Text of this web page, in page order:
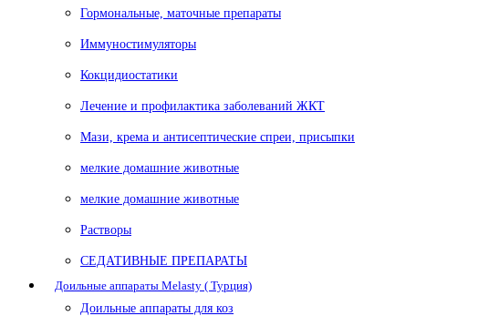
Гормональные, маточные препараты
Иммуностимуляторы
Кокцидиостатики
Лечение и профилактика заболеваний ЖКТ
Мази, крема и антисептические спреи, присыпки
мелкие домашние животные
мелкие домашние животные
Растворы
СЕДАТИВНЫЕ ПРЕПАРАТЫ
Доильные аппараты Melasty ( Турция)
Доильные аппараты для коз